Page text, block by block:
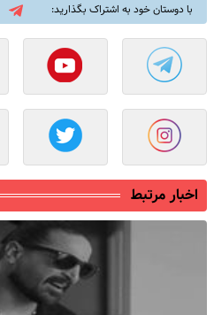
با دوستان خود به اشتراک بگذارید:
اخبار مرتبط